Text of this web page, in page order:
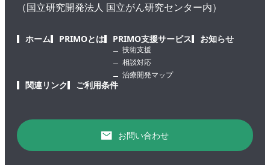
（国立研究開発法人 国立がん研究センター内）
ホーム PRIMOとは PRIMO支援サービス
技術支援
相談対応
治療開発マップ
お知らせ
関連リンク ご利用条件
お問い合わせ